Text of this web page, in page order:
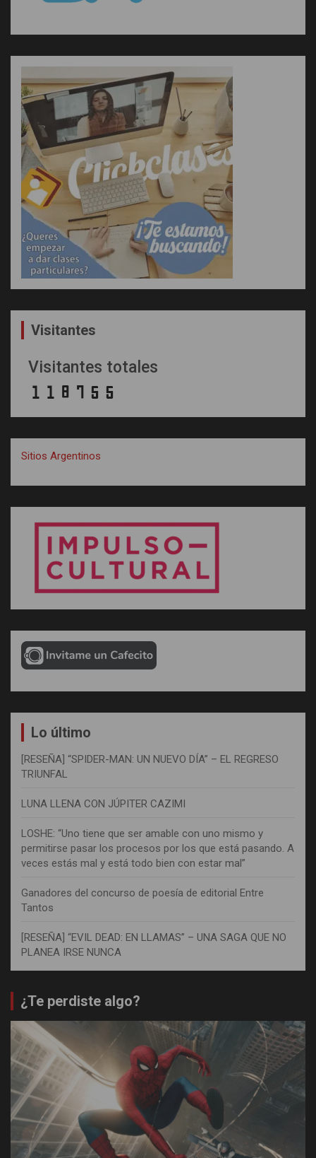
Visitantes
Visitantes totales
Sitios Argentinos
Lo último
[RESEÑA] “SPIDER-MAN: UN NUEVO DÍA” – EL REGRESO
TRIUNFAL
LUNA LLENA CON JÚPITER CAZIMI
LOSHE: “Uno tiene que ser amable con uno mismo y
permitirse pasar los procesos por los que está pasando. A
veces estás mal y está todo bien con estar mal”
Ganadores del concurso de poesía de editorial Entre
Tantos
[RESEÑA] “EVIL DEAD: EN LLAMAS” – UNA SAGA QUE NO
PLANEA IRSE NUNCA
¿Te perdiste algo?